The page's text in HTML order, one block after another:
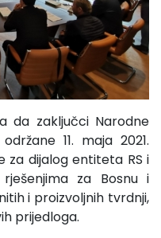
da zaključci Narodne
11. maja 2021.
za dijalog entiteta RS i
za Bosnu i
i proizvoljnih tvrdnji,
prijedloga.